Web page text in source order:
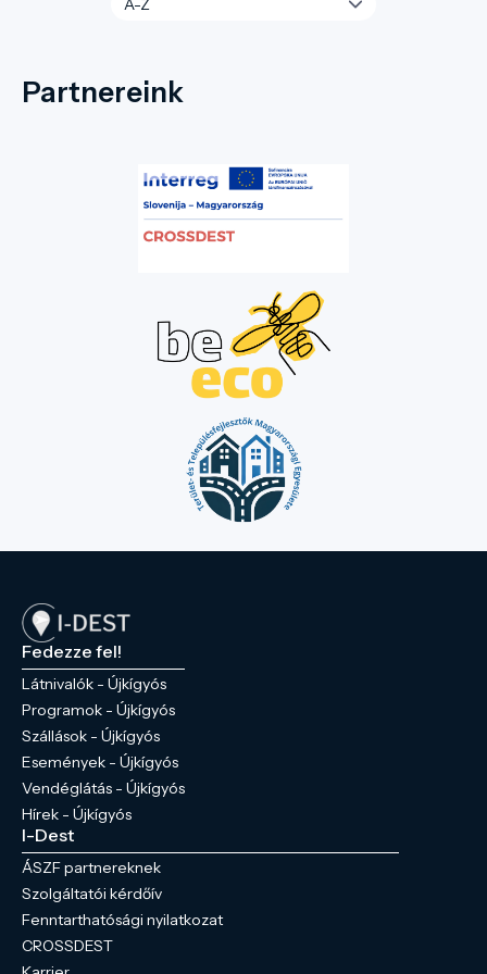
Partnereink
Fedezze fel!
Látnivalók - Újkígyós
Programok - Újkígyós
Szállások - Újkígyós
Események - Újkígyós
Vendéglátás - Újkígyós
Hírek - Újkígyós
I-Dest
ÁSZF partnereknek
Szolgáltatói kérdőív
Fenntarthatósági nyilatkozat
CROSSDEST